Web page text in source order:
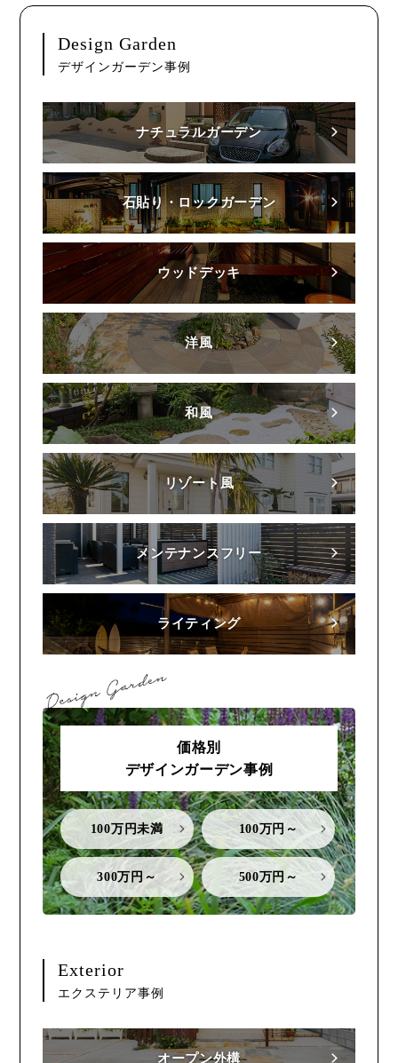
Design Garden
デザインガーデン事例
ナチュラルガーデン
石貼り・ロックガーデン
ウッドデッキ
洋風
和風
リゾート風
メンテナンスフリー
ライティング
価格別
デザインガーデン事例
100万円未満 100万円～
300万円～ 500万円～
Exterior
エクステリア事例
オープン外構